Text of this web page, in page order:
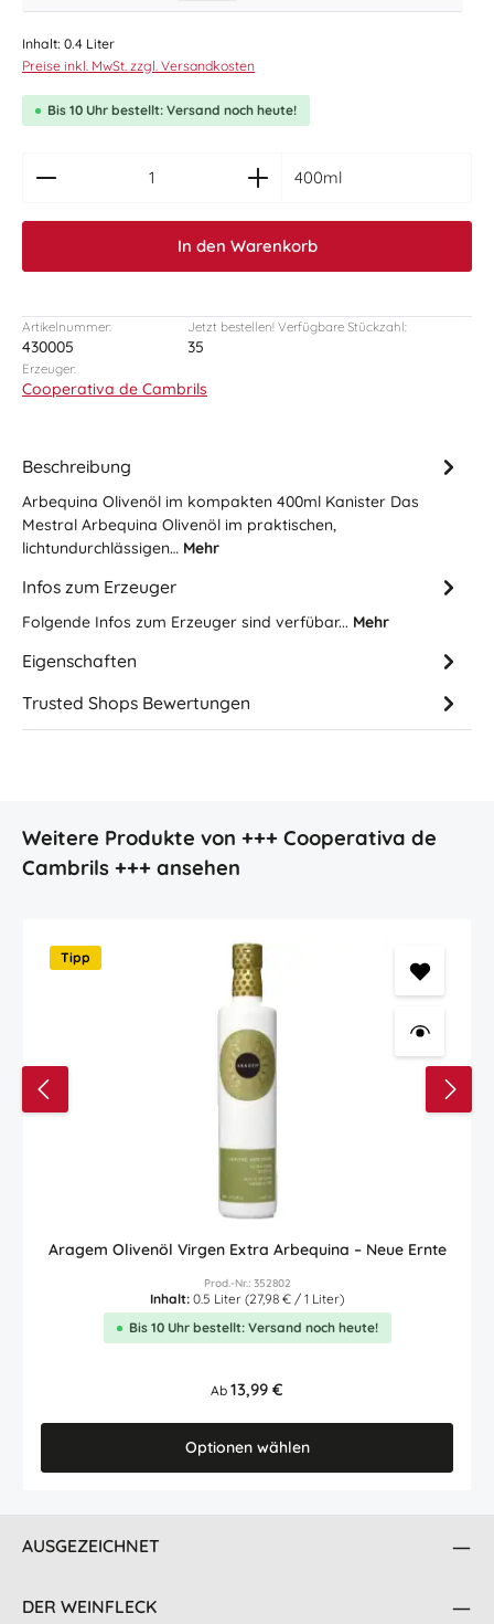
Inhalt: 0.4 Liter
Preise inkl. MwSt. zzgl. Versandkosten
Bis 10 Uhr bestellt: Versand noch heute!
400ml
In den Warenkorb
Artikelnummer:
430005
Jetzt bestellen! Verfügbare Stückzahl:
35
Erzeuger:
Cooperativa de Cambrils
Beschreibung
Arbequina Olivenöl im kompakten 400ml Kanister Das
Mestral Arbequina Olivenöl im praktischen,
lichtundurchlässigen… Mehr
Infos zum Erzeuger
Folgende Infos zum Erzeuger sind verfübar... Mehr
Eigenschaften
Trusted Shops Bewertungen
Produktgalerie überspringen
Weitere Produkte von +++ Cooperativa de
Cambrils +++ ansehen
Tipp
Aragem Olivenöl Virgen Extra Arbequina – Neue Ernte
Prod.-Nr.: 352802
Inhalt: 0.5 Liter (27,98 € / 1 Liter)
Bis 10 Uhr bestellt: Versand noch heute!
Regulärer Preis:
Ab 13,99 €
Optionen wählen
AUSGEZEICHNET
DER WEINFLECK